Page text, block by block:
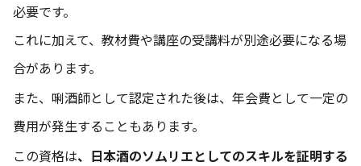
必要です。
これに加えて、教材費や講座の受講料が別途必要になる場
合があります。
また、唎酒師として認定された後は、年会費として一定の
費用が発生することもあります。
この資格は、日本酒のソムリエとしてのスキルを証明する